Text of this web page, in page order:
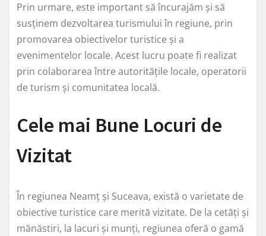
Prin urmare, este important să încurajăm și să
susținem dezvoltarea turismului în regiune, prin
promovarea obiectivelor turistice și a
evenimentelor locale. Acest lucru poate fi realizat
prin colaborarea între autoritățile locale, operatorii
de turism și comunitatea locală.
Cele mai Bune Locuri de
Vizitat
În regiunea Neamț și Suceava, există o varietate de
obiective turistice care merită vizitate. De la cetăți și
mănăstiri, la lacuri și munți, regiunea oferă o gamă